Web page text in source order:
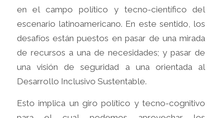
en el campo político y tecno-científico del
escenario latinoamericano. En este sentido, los
desafíos están puestos en pasar de una mirada
de recursos a una de necesidades; y pasar de
una visión de seguridad a una orientada al
Desarrollo Inclusivo Sustentable.
Esto implica un giro político y tecno-cognitivo